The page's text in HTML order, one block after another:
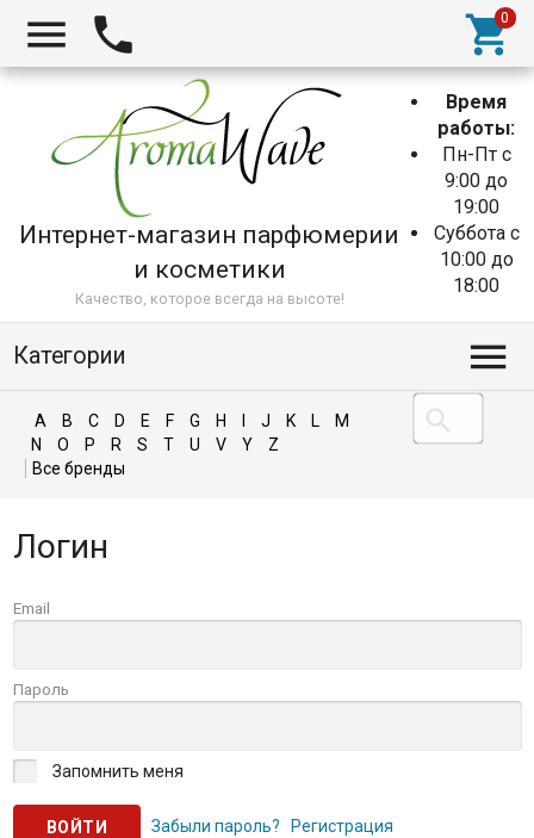
Интернет-магазин парфюмерии
и косметики
Качество, которое всегда на высоте!
Время
работы:
Пн-Пт с
9:00 до
19:00
Суббота с
10:00 до
18:00
Категории
A B C D E F G H J K L
M
N
O P R S T U V Y Z
Логин
Email
Пароль
Запомнить меня
Забыли пароль? Регистрация